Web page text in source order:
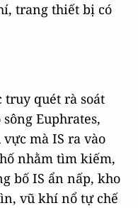
trang thiết bị có
truy quét rà soát
Euphrates,
mà IS ra vào
nhằm tìm kiếm,
bố IS ẩn nấp, kho
vũ khí nổ tự chế